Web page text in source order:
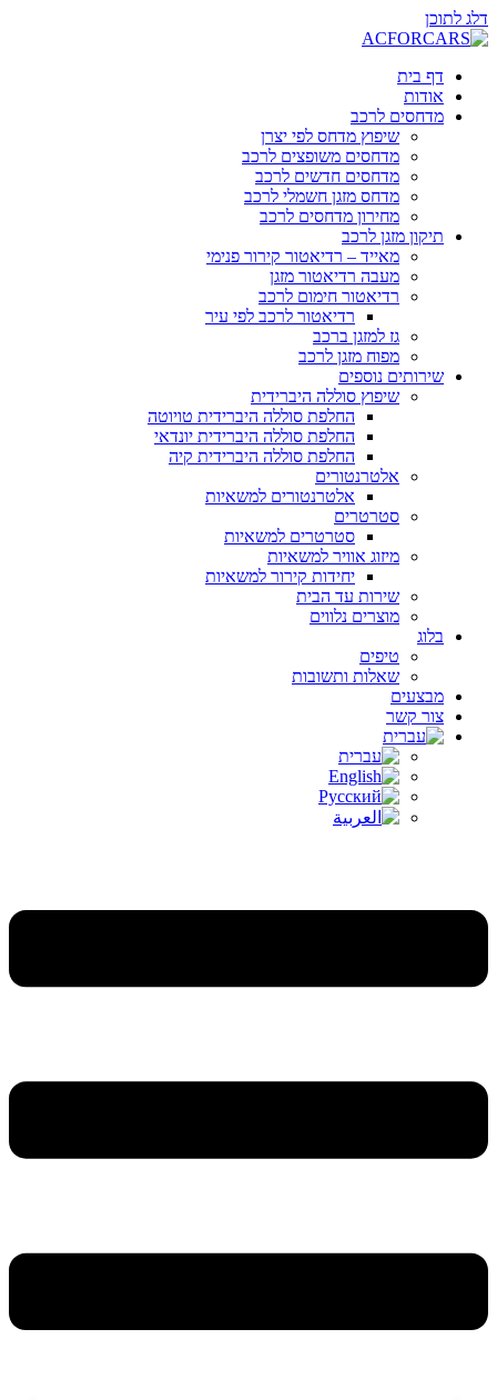
דלג לתוכן
דף בית
אודות
מדחסים לרכב
שיפוץ מדחס לפי יצרן
מדחסים משופצים לרכב
מדחסים חדשים לרכב
מדחס מזגן חשמלי לרכב
מחירון מדחסים לרכב
תיקון מזגן לרכב
מאייד – רדיאטור קירור פנימי
מעבה רדיאטור מזגן
רדיאטור חימום לרכב
רדיאטור לרכב לפי עיר
גז למזגן ברכב
מפוח מזגן לרכב
שירותים נוספים
שיפוץ סוללה היברידית
החלפת סוללה היברידית טויוטה
החלפת סוללה היברידית יונדאי
החלפת סוללה היברידית קיה
אלטרנטורים
אלטרנטורים למשאיות
סטרטרים
סטרטרים למשאיות
מיזוג אוויר למשאיות
יחידות קירור למשאיות
שירות עד הבית
מוצרים נלווים
בלוג
טיפים
שאלות ותשובות
מבצעים
צור קשר